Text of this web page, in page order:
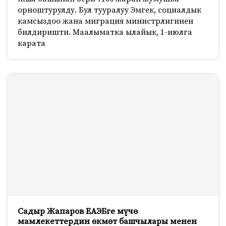
орноштурулду. Бул тууралуу Эмгек, социалдык
камсыздоо жана миграция министрлигинен
билдиришти. Маалыматка ылайык, 1-июлга
карата
Садыр Жапаров ЕАЭБге мүчө
мамлекеттердин өкмөт башчылары менен